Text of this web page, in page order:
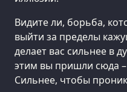
Видите ли, борьба,
выйти за пределы
делает вас сильнее в
этим вы пришли сюда –
Сильнее, чтобы